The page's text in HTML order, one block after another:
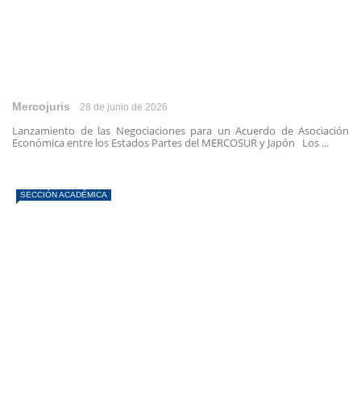
Mercojuris 28 de junio de 2026
Lanzamiento de las Negociaciones para un Acuerdo de Asociación
Económica entre los Estados Partes del MERCOSUR y Japón Los ...
SECCIÓN ACADÉMICA